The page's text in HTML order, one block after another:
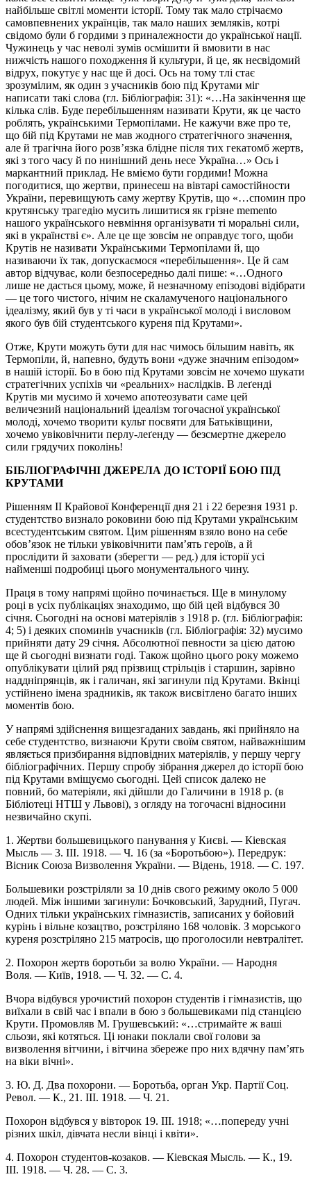
найбільше світлі моменти історії. Тому так мало стрічаємо
самовпевнених українців, так мало наших земляків, котрі
свідомо були б гордими з приналежности до української нації.
Чужинець у час неволі зумів осмішити й вмовити в нас
нижчість нашого походження й культури, й це, як несвідомий
відрух, покутує у нас ще й досі. Ось на тому тлі стає
зрозумілим, як один з учасників бою під Крутами міг
написати такі слова (гл. Бібліографія: 31): «…На закінчення ще
кілька слів. Буде перебільшенням називати Крути, як це часто
роблять, українськими Термопілами. Не кажучи вже про те,
що бій під Крутами не мав жодного стратегічного значення,
але й трагічна його розв’язка блідне після тих гекатомб жертв,
які з того часу й по нинішний день несе Україна…» Ось і
маркантний приклад. Не вміємо бути гордими! Можна
погодитися, що жертви, принесеш на вівтарі самостійности
України, перевищують саму жертву Крутів, що «…спомин про
крутянську трагедію мусить лишитися як грізне memento
нашого українського невміння організувати ті моральні сили,
які в українстві є». Але це ще зовсім не оправдує того, щоби
Крутів не називати Українськими Термопілами й, що
називаючи їх так, допускаємося «перебільшення». Це й сам
автор відчуває, коли безпосередньо далі пише: «…Одного
лише не дасться цьому, може, й незначному епізодові відібрати
— це того чистого, нічим не скаламученого національного
ідеалізму, який був у ті часи в української молоді і висловом
якого був бій студентського куреня під Крутами».
Отже, Крути можуть бути для нас чимось більшим навіть, як
Термопіли, й, напевно, будуть вони «дуже значним епізодом»
в нашій історії. Бо в бою під Крутами зовсім не хочемо шукати
стратегічних успіхів чи «реальних» наслідків. В леґенді
Крутів ми мусимо й хочемо апотеозувати саме цей
величезний національний ідеалізм тогочасної української
молоді, хочемо творити культ посвяти для Батьківщини,
хочемо увіковічнити перлу-леґенду — безсмертне джерело
сили грядучих поколінь!
БІБЛІОГРАФІЧНІ ДЖЕРЕЛА ДО ІСТОРІЇ БОЮ ПІД
КРУТАМИ
Рішенням II Крайової Конференції дня 21 і 22 березня 1931 р.
студентство визнало роковини бою під Крутами українським
всестудентським святом. Цим рішенням взяло воно на себе
обов’язок не тільки увіковічнити пам’ять героїв, а й
прослідити й заховати (зберегти — ред.) для історії усі
найменші подробиці цього монументального чину.
Праця в тому напрямі щойно починається. Ще в минулому
році в усіх публікаціях знаходимо, що бій цей відбувся 30
січня. Сьогодні на основі матеріялів з 1918 р. (гл. Бібліографія:
4; 5) і деяких споминів учасників (гл. Бібліографія: 32) мусимо
прийняти дату 29 січня. Абсолютної певности за цією датою
ще й сьогодні визнати годі. Також щойно цього року можемо
опублікувати цілий ряд прізвищ стрільців і старшин, зарівно
наддніпрянців, як і галичан, які загинули під Крутами. Вкінці
устійнено імена зрадників, як також висвітлено багато інших
моментів бою.
У напрямі здійснення вищезгаданих завдань, які прийняло на
себе студентство, визнаючи Крути своїм святом, найважнішим
являється призбирання відповідних матеріялів, у першу чергу
бібліографічних. Першу спробу зібрання джерел до історії бою
під Крутами вміщуємо сьогодні. Цей список далеко не
повний, бо матеріяли, які дійшли до Галичини в 1918 р. (в
Бібліотеці НТШ у Львові), з огляду на тогочасні відносини
незвичайно скупі.
1. Жертви большевицького панування у Києві. — Кіевская
Мысль — 3. III. 1918. — Ч. 16 (за «Боротьбою»). Передрук:
Вісник Союза Визволення України. — Відень, 1918. — С. 197.
Большевики розстріляли за 10 днів свого режиму около 5 000
людей. Між іншими загинули: Бочковський, Зарудний, Пугач.
Одних тільки українських гімназистів, записаних у бойовий
курінь і вільне козацтво, розстріляно 168 чоловік. З морського
куреня розстріляно 215 матросів, що проголосили невтралітет.
2. Похорон жертв боротьби за волю України. — Народня
Воля. — Київ, 1918. — Ч. 32. — С. 4.
Вчора відбувся урочистий похорон студентів і гімназистів, що
виїхали в свій час і впали в бою з большевиками під станцією
Крути. Промовляв М. Грушевський: «…стримайте ж ваші
сльози, які котяться. Ці юнаки поклали свої голови за
визволення вітчини, і вітчина збереже про них вдячну пам’ять
на віки вічні».
3. Ю. Д. Два похорони. — Боротьба, орган Укр. Партії Соц.
Револ. — К., 21. III. 1918. — Ч. 21.
Похорон відбувся у вівторок 19. III. 1918; «…попереду учні
різних шкіл, дівчата несли вінці і квіти».
4. Похорон студентов-козаков. — Кіевская Мысль. — К., 19.
III. 1918. — Ч. 28. — С. 3.